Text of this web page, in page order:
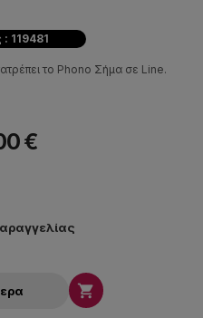
119481
το Phono Σήμα σε Line.
€
